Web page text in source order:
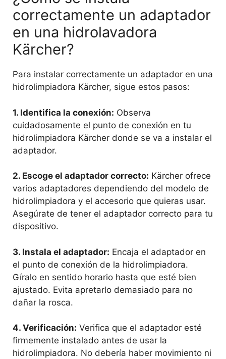
correctamente un adaptador
en una hidrolavadora
Kärcher?
Para instalar correctamente un adaptador en una
hidrolimpiadora Kärcher, sigue estos pasos:
1. Identifica la conexión: Observa
cuidadosamente el punto de conexión en tu
hidrolimpiadora Kärcher donde se va a instalar el
adaptador.
2. Escoge el adaptador correcto: Kärcher ofrece
varios adaptadores dependiendo del modelo de
hidrolimpiadora y el accesorio que quieras usar.
Asegúrate de tener el adaptador correcto para tu
dispositivo.
3. Instala el adaptador: Encaja el adaptador en
el punto de conexión de la hidrolimpiadora.
Gíralo en sentido horario hasta que esté bien
ajustado. Evita apretarlo demasiado para no
dañar la rosca.
4. Verificación: Verifica que el adaptador esté
firmemente instalado antes de usar la
hidrolimpiadora. No debería haber movimiento ni